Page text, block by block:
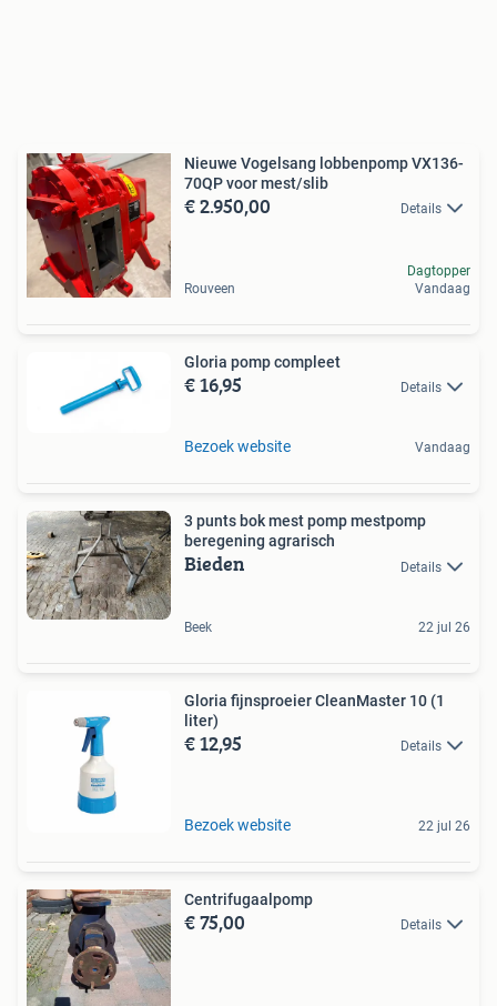
Nieuwe Vogelsang lobbenpomp VX136-
70QP voor mest/slib
€ 2.950,00 Details
Rouveen
Dagtopper
Vandaag
Gloria pomp compleet
€ 16,95 Details
Bezoek website Vandaag
3 punts bok mest pomp mestpomp
beregening agrarisch
Bieden Details
Beek 22 jul 26
Gloria fijnsproeier CleanMaster 10 (1
liter)
€ 12,95 Details
Bezoek website 22 jul 26
Centrifugaalpomp
€ 75,00 Details